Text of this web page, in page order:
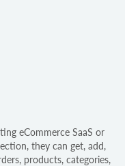
eCommerce SaaS or
they can get, add,
products, categories,